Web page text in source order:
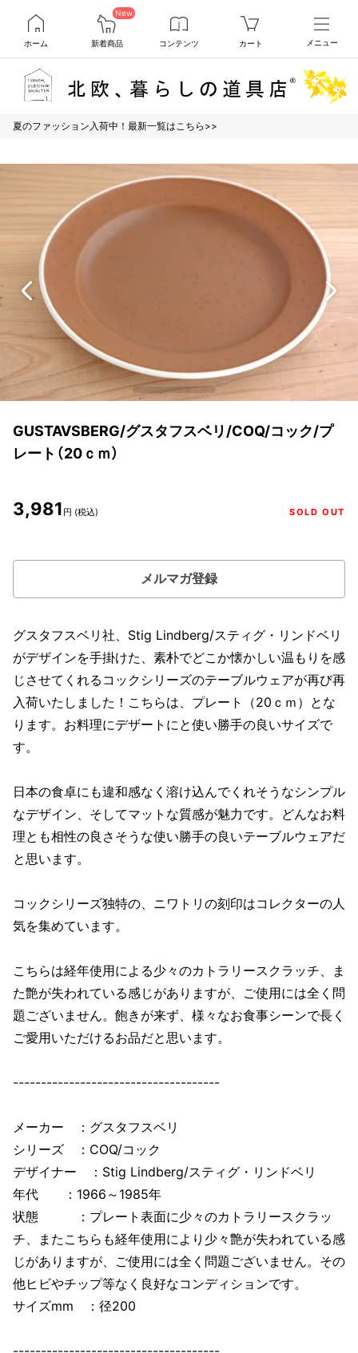
ホーム
New
新着商品 コンテンツ カート メニュー
夏のファッション入荷中！最新一覧はこちら>>
GUSTAVSBERG/グスタフスベリ/COQ/コック/プ
レート（20ｃｍ）
3,981 円 (税込) SOLD OUT
メルマガ登録
グスタフスベリ社、Stig Lindberg/スティグ・リンドベリ
がデザインを手掛けた、素朴でどこか懐かしい温もりを感
じさせてくれるコックシリーズのテーブルウェアが再び再
入荷いたしました！こちらは、プレート（20ｃｍ）とな
ります。お料理にデザートにと使い勝手の良いサイズで
す。
日本の食卓にも違和感なく溶け込んでくれそうなシンプル
なデザイン、そしてマットな質感が魅力です。どんなお料
理とも相性の良さそうな使い勝手の良いテーブルウェアだ
と思います。
コックシリーズ独特の、ニワトリの刻印はコレクターの人
気を集めています。
こちらは経年使用による少々のカトラリースクラッチ、ま
た艶が失われている感じがありますが、ご使用には全く問
題ございません。飽きが来ず、様々なお食事シーンで長く
ご愛用いただけるお品だと思います。
-------------------------------------
メーカー ：グスタフスベリ
シリーズ ：COQ/コック
デザイナー ：Stig Lindberg/スティグ・リンドベリ
年代 ：1966～1985年
状態 ：プレート表面に少々のカトラリースクラッ
チ、またこちらも経年使用により少々艶が失われている感
じがありますが、ご使用には全く問題ございません。その
他ヒビやチップ等なく良好なコンディションです。
サイズmm ：径200